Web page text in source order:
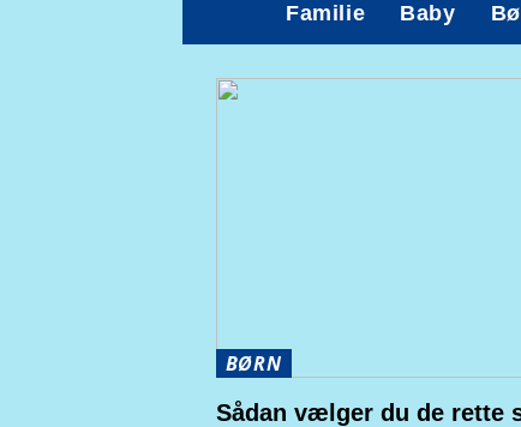
Familie Baby
BØRN
Sådan vælger du de rette